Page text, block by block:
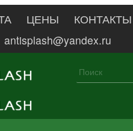
ЦЕНЫ КОНТАКТЫ
antisplash@yandex.ru